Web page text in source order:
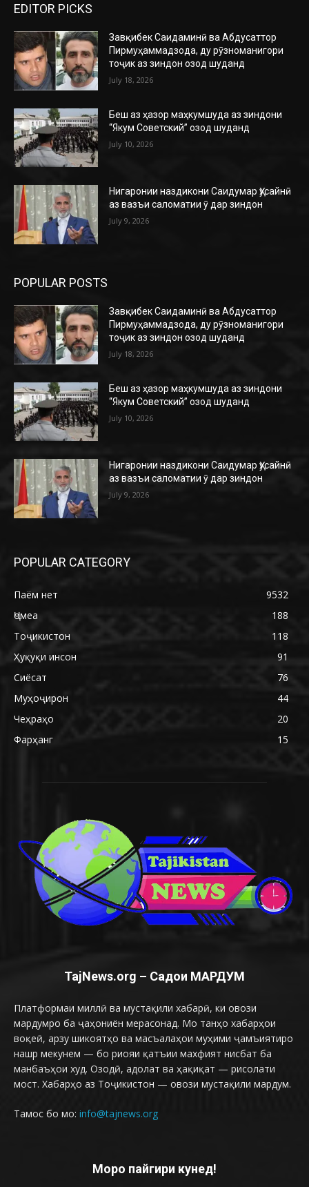
EDITOR PICKS
Завқибек Саидаминӣ ва Абдусаттор
Пирмуҳаммадзода, ду рӯзноманигори
тоҷик аз зиндон озод шуданд
July 18, 2026
Беш аз ҳазор маҳкумшуда аз зиндони
“Якум Советский” озод шуданд
July 10, 2026
Нигаронии наздикони Саидумар Ҳусайнӣ
аз вазъи саломатии ӯ дар зиндон
July 9, 2026
POPULAR POSTS
Завқибек Саидаминӣ ва Абдусаттор
Пирмуҳаммадзода, ду рӯзноманигори
тоҷик аз зиндон озод шуданд
July 18, 2026
Беш аз ҳазор маҳкумшуда аз зиндони
“Якум Советский” озод шуданд
July 10, 2026
Нигаронии наздикони Саидумар Ҳусайнӣ
аз вазъи саломатии ӯ дар зиндон
July 9, 2026
POPULAR CATEGORY
Паём нет
9532
Ҷомеа
188
Тоҷикистон
118
Ҳуқуқи инсон
91
Сиёсат
76
Муҳоҷирон
44
Чеҳраҳо
20
Фарҳанг
15
TajNews.org – Садои МАРДУМ
Платформаи миллӣ ва мустақили хабарӣ, ки овози
мардумро ба ҷаҳониён мерасонад. Мо танҳо хабарҳои
воқеӣ, арзу шикоятҳо ва масъалаҳои муҳими ҷамъиятиро
нашр мекунем — бо риояи қатъии махфият нисбат ба
манбаъҳои худ. Озодӣ, адолат ва ҳақиқат — рисолати
мост. Хабарҳо аз Тоҷикистон — овози мустақили мардум.
Тамос бо мо: info@tajnews.org
Моро пайгири кунед!